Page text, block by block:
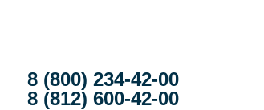
8 (800) 234-42-00
8 (812) 600-42-00